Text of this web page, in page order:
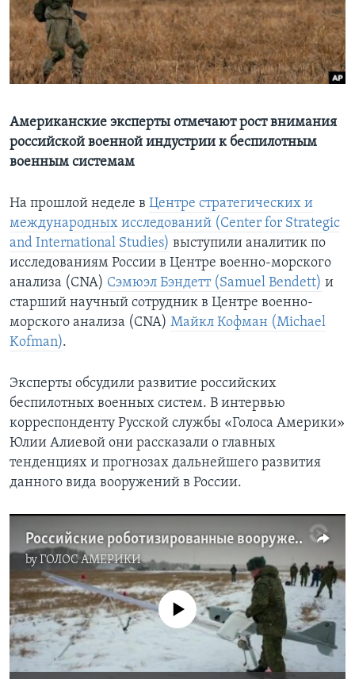
Learning English
СОЦИАЛЬНЫЕ СЕТИ
Языки
Американские эксперты отмечают рост внимания
российской военной индустрии к беспилотным
военным системам
На прошлой неделе в Центре стратегических и
международных исследований (Center for Strategic
and International Studies) выступили аналитик по
исследованиям России в Центре военно-морского
анализа (CNA) Сэмюэл Бэндетт (Samuel Bendett) и
старший научный сотрудник в Центре военно-
морского анализа (CNA) Майкл Кофман (Michael
Kofman).
Эксперты обсудили развитие российских
беспилотных военных систем. В интервью
корреспонденту Русской службы «Голоса Америки»
Юлии Алиевой они рассказали о главных
тенденциях и прогнозах дальнейшего развития
данного вида вооружений в России.
Российские роботизированные вооружения
byГОЛОС АМЕРИКИ
No media source currently available